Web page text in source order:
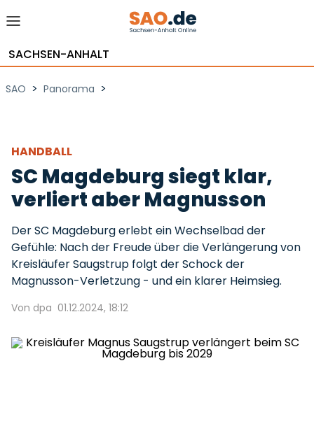
SACHSEN-ANHALT
SAO > Panorama >
HANDBALL
SC Magdeburg siegt klar,
verliert aber Magnusson
Der SC Magdeburg erlebt ein Wechselbad der
Gefühle: Nach der Freude über die Verlängerung von
Kreisläufer Saugstrup folgt der Schock der
Magnusson-Verletzung - und ein klarer Heimsieg.
Von dpa 01.12.2024, 18:12